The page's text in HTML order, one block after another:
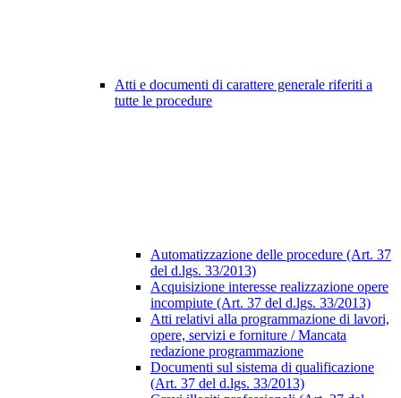
Atti e documenti di carattere generale riferiti a
tutte le procedure
Automatizzazione delle procedure (Art. 37
del d.lgs. 33/2013)
Acquisizione interesse realizzazione opere
incompiute (Art. 37 del d.lgs. 33/2013)
Atti relativi alla programmazione di lavori,
opere, servizi e forniture / Mancata
redazione programmazione
Documenti sul sistema di qualificazione
(Art. 37 del d.lgs. 33/2013)